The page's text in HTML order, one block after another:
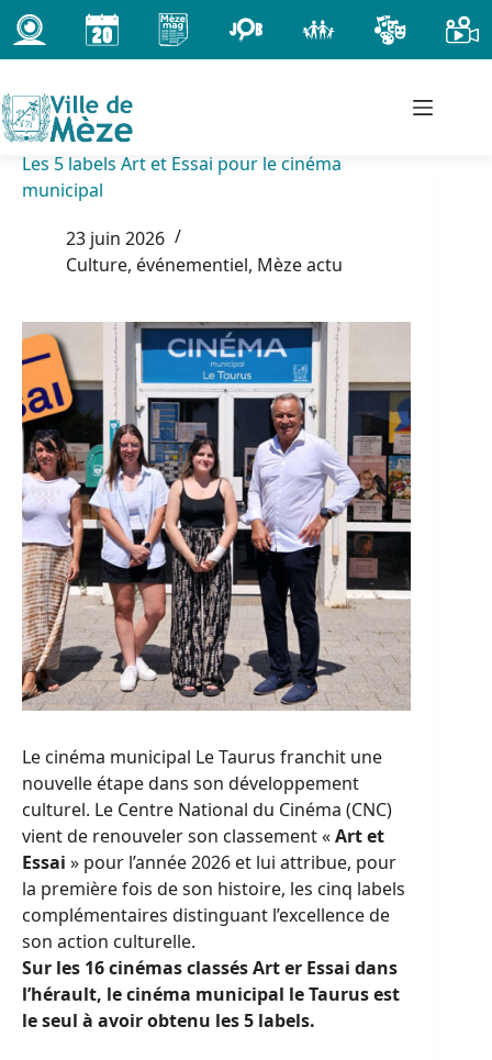
Passer
au
contenu
Les 5 labels Art et Essai pour le cinéma
municipal
23 juin 2026
Culture, événementiel, Mèze actu
Le cinéma municipal Le Taurus franchit une
nouvelle étape dans son développement
culturel. Le Centre National du Cinéma (CNC)
vient de renouveler son classement «Art et
Essai » pour l’année 2026 et lui attribue, pour
la première fois de son histoire, les cinq labels
complémentaires distinguant l’excellence de
son action culturelle.
Sur les 16 cinémas classés Art er Essai dans
l’hérault, le cinéma municipal le Taurus est
le seul à avoir obtenu les 5 labels.